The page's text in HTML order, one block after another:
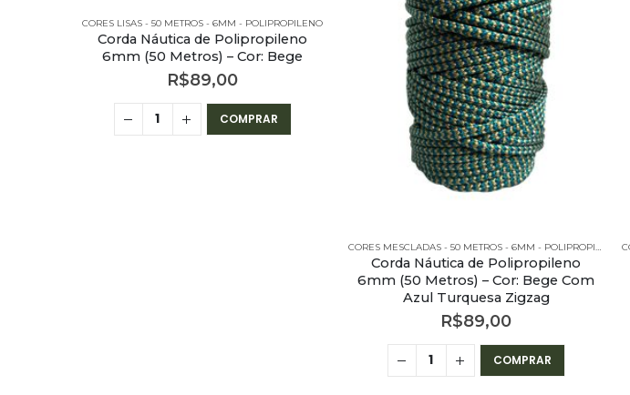
CORES LISAS - 50 METROS - 6MM - POLIPROPILENO
Corda Náutica de Polipropileno
6mm (50 Metros) – Cor: Bege
R$89,00
COMPRAR
CORES MESCLADAS - 50 METROS - 6MM - POLIPROPILENO
Corda Náutica de Polipropileno
6mm (50 Metros) – Cor: Bege Com
Azul Turquesa Zigzag
R$89,00
COMPRAR